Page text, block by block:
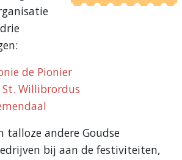
de Pionier
Willibrordus
talloze andere Goudse
bij aan de festiviteiten,